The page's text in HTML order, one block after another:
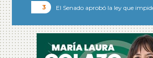
El Senado aprobó la ley que